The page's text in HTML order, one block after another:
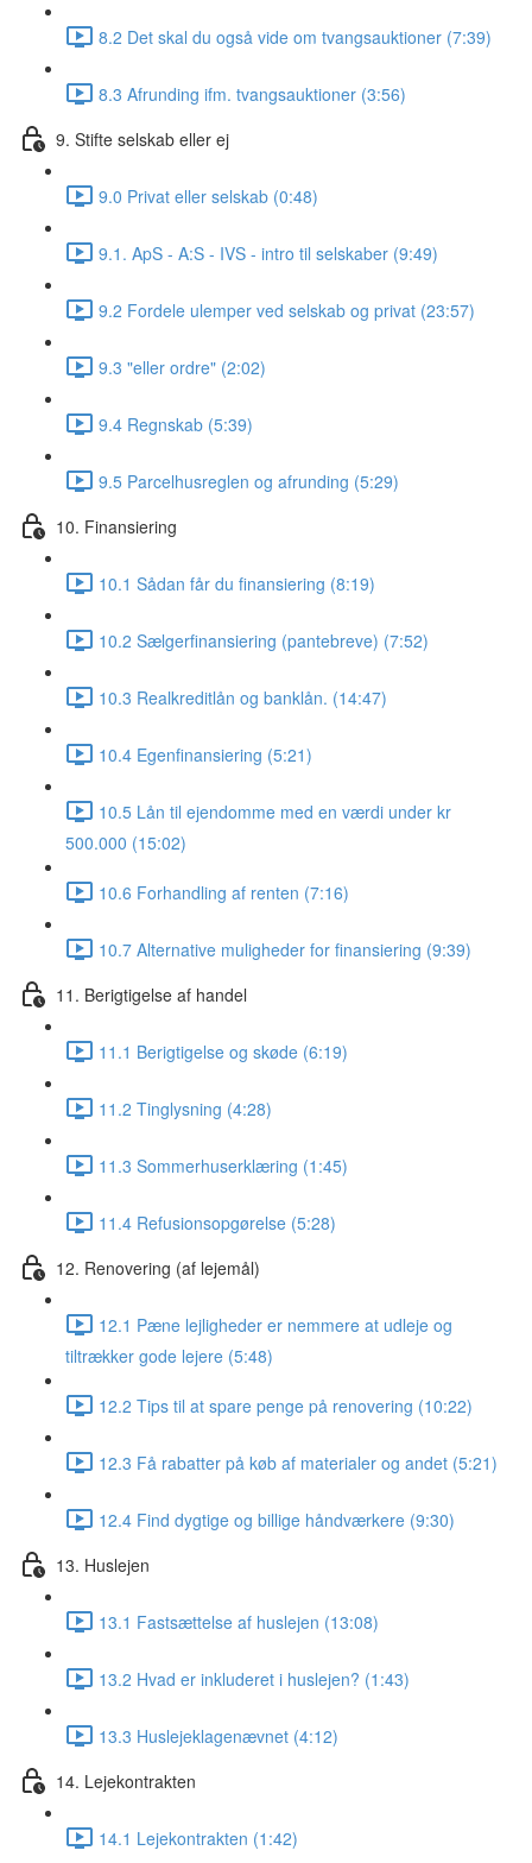
8.2 Det skal du også vide om tvangsauktioner (7:39)
8.3 Afrunding ifm. tvangsauktioner (3:56)
9. Stifte selskab eller ej
9.0 Privat eller selskab (0:48)
9.1. ApS - A:S - IVS - intro til selskaber (9:49)
9.2 Fordele ulemper ved selskab og privat (23:57)
9.3 "eller ordre" (2:02)
9.4 Regnskab (5:39)
9.5 Parcelhusreglen og afrunding (5:29)
10. Finansiering
10.1 Sådan får du finansiering (8:19)
10.2 Sælgerfinansiering (pantebreve) (7:52)
10.3 Realkreditlån og banklån. (14:47)
10.4 Egenfinansiering (5:21)
10.5 Lån til ejendomme med en værdi under kr
500.000 (15:02)
10.6 Forhandling af renten (7:16)
10.7 Alternative muligheder for finansiering (9:39)
11. Berigtigelse af handel
11.1 Berigtigelse og skøde (6:19)
11.2 Tinglysning (4:28)
11.3 Sommerhuserklæring (1:45)
11.4 Refusionsopgørelse (5:28)
12. Renovering (af lejemål)
12.1 Pæne lejligheder er nemmere at udleje og
tiltrækker gode lejere (5:48)
12.2 Tips til at spare penge på renovering (10:22)
12.3 Få rabatter på køb af materialer og andet (5:21)
12.4 Find dygtige og billige håndværkere (9:30)
13. Huslejen
13.1 Fastsættelse af huslejen (13:08)
13.2 Hvad er inkluderet i huslejen? (1:43)
13.3 Huslejeklagenævnet (4:12)
14. Lejekontrakten
14.1 Lejekontrakten (1:42)